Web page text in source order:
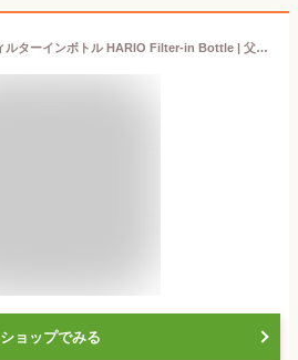
【750ml】ハリオ フィルターインボトル HARIO Filter-in Bottle | 父の日 ギフト 水出し ポット 茶こし 付き ボトル 茶こし付き 水筒 オフィス マグ ガラス ガラス製 耐熱ガラス タンブラー ギフト プチギフト ティーポット hario キッチン雑貨 キッチン用品 ポット 日本製
ショップでみる